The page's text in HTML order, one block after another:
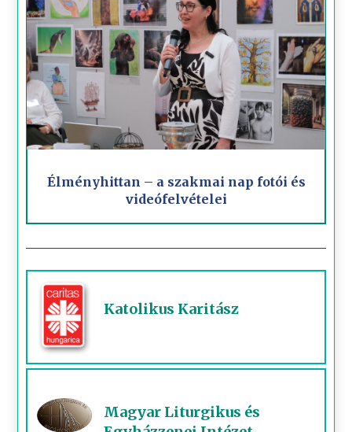
Élményhittan – a szakmai nap fotói és
videófelvételei
Katolikus Karitász
Magyar Liturgikus és